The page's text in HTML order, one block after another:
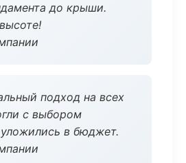
до крыши.
подход на всех
с выбором
в бюджет.